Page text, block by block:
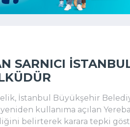
SARNICI
İstanbul Büyükşehir
kullanıma açılan
belirterek karara tepki